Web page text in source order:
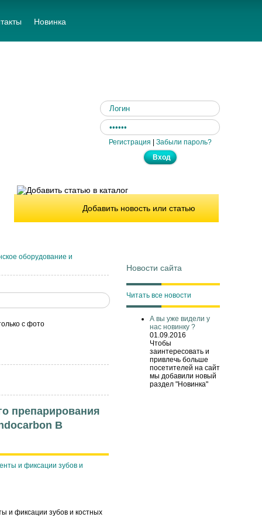
Новинка
Регистрация | Забыли пароль?
Добавить новость или статью
оборудование и
с фото
препарирования
В
и фиксации зубов и костных
Новости сайта
Читать все новости
А вы уже видели у
нас новинку ?
01.09.2016
Чтобы
заинтересовать и
привлечь больше
посетителей на сайт
мы добавили новый
раздел "Новинка"